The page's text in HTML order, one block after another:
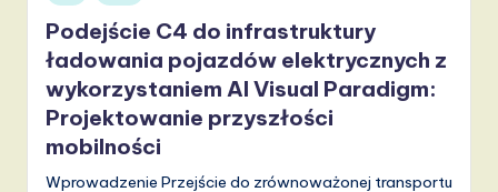
in
Podejście C4 do infrastruktury
ładowania pojazdów elektrycznych z
wykorzystaniem AI Visual Paradigm:
Projektowanie przyszłości
mobilności
Wprowadzenie Przejście do zrównoważonej transportu